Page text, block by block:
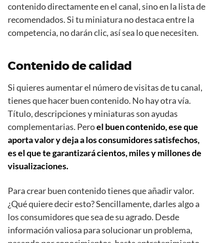
contenido directamente en el canal, sino en la lista de
recomendados. Si tu miniatura no destaca entre la
competencia, no darán clic, así sea lo que necesiten.
Contenido de calidad
Si quieres aumentar el número de visitas de tu canal,
tienes que hacer buen contenido. No hay otra vía.
Título, descripciones y miniaturas son ayudas
complementarias. Peroel buen contenido, ese que
aporta valor y deja a los consumidores satisfechos,
es el que te garantizará cientos, miles y millones de
visualizaciones.
Para crear buen contenido tienes que añadir valor.
¿Qué quiere decir esto? Sencillamente, darles algo a
los consumidores que sea de su agrado. Desde
información valiosa para solucionar un problema,